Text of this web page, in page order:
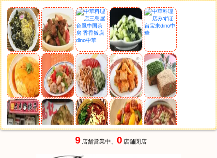
9 店舗営業中、 0 店舗閉店